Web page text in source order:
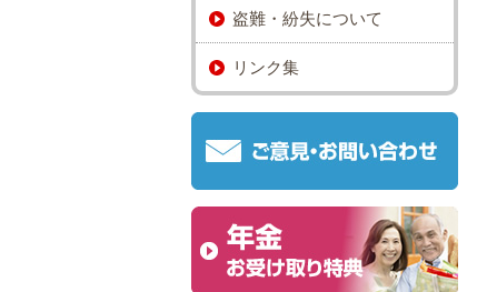
盗難・紛失について
リンク集